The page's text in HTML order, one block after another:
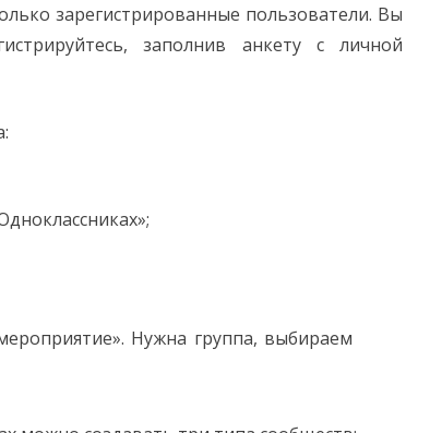
зарегистрированные пользователи. Вы
заполнив анкету с личной
Нужна группа, выбираем